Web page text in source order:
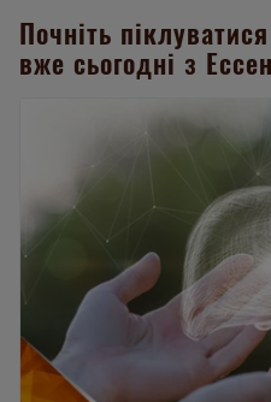
Почніть
вже сьогодні з